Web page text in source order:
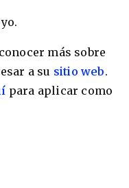
más sobre
a su sitio web.
para aplicar como